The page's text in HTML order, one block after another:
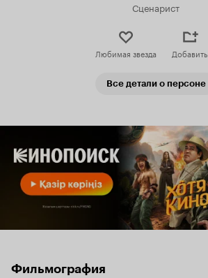
Сценарист
Любимая звезда Добавить
Все детали о персоне
Фильмография